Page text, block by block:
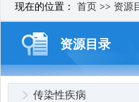
现在的位置： 首页 >> 资源
资源目录
传染性疾病